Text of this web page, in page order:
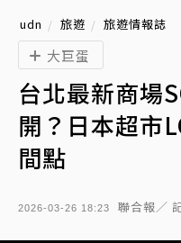
udn 旅遊 旅遊情報誌
台北最新商場
開？日本超市
間點
2026-03-26 18:23 聯合報／
大巨蛋